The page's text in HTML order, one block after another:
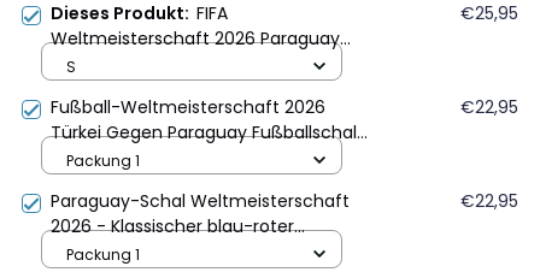
Dieses Produkt: FIFA
Weltmeisterschaft 2026 Paraguay
Gründungsjahr Grafik Unisex T-Shirt -
€25,95
S
Fußball-Weltmeisterschaft 2026
Türkei Gegen Paraguay Fußballschal
Rot Blau
€22,95
Packung 1
Paraguay-Schal Weltmeisterschaft
2026 - Klassischer blau-roter
Streifenstil
€22,95
Packung 1